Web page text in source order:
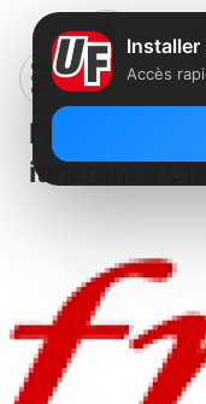
Free
itinérant à
Installer
Accès